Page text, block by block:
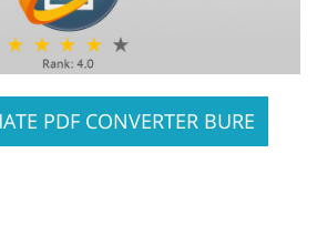
PDF CONVERTER BURE